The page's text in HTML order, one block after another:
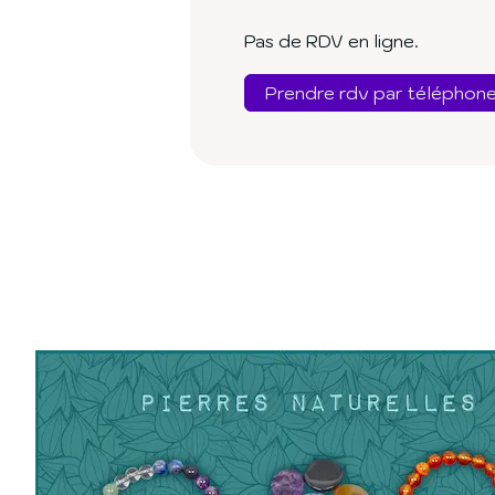
Pas de RDV en ligne.
Prendre rdv par